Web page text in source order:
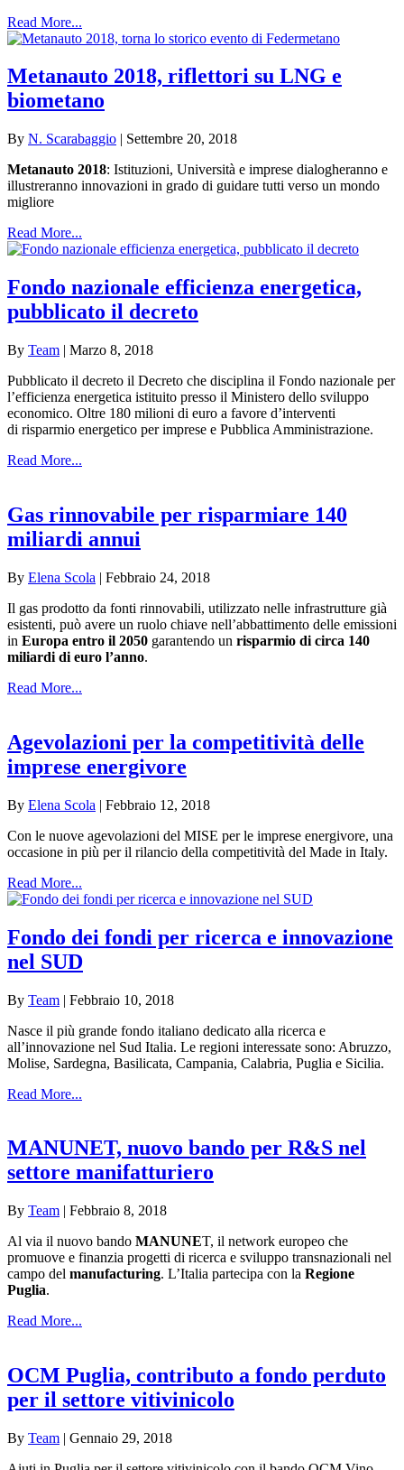
Read More...
Metanauto 2018, riflettori su LNG e
biometano
By N. Scarabaggio | Settembre 20, 2018
Metanauto 2018: Istituzioni, Università e imprese dialogheranno e
illustreranno innovazioni in grado di guidare tutti verso un mondo
migliore
Read More...
Fondo nazionale efficienza energetica,
pubblicato il decreto
By Team | Marzo 8, 2018
Pubblicato il decreto il Decreto che disciplina il Fondo nazionale per
l’efficienza energetica istituito presso il Ministero dello sviluppo
economico. Oltre 180 milioni di euro a favore d’interventi
di risparmio energetico per imprese e Pubblica Amministrazione.
Read More...
Gas rinnovabile per risparmiare 140
miliardi annui
By Elena Scola | Febbraio 24, 2018
Il gas prodotto da fonti rinnovabili, utilizzato nelle infrastrutture già
esistenti, può avere un ruolo chiave nell’abbattimento delle emissioni
in Europa entro il 2050 garantendo un risparmio di circa 140
miliardi di euro l’anno.
Read More...
Agevolazioni per la competitività delle
imprese energivore
By Elena Scola | Febbraio 12, 2018
Con le nuove agevolazioni del MISE per le imprese energivore, una
occasione in più per il rilancio della competitività del Made in Italy.
Read More...
Fondo dei fondi per ricerca e innovazione
nel SUD
By Team | Febbraio 10, 2018
Nasce il più grande fondo italiano dedicato alla ricerca e
all’innovazione nel Sud Italia. Le regioni interessate sono: Abruzzo,
Molise, Sardegna, Basilicata, Campania, Calabria, Puglia e Sicilia.
Read More...
MANUNET, nuovo bando per R&S nel
settore manifatturiero
By Team | Febbraio 8, 2018
Al via il nuovo bando MANUNET, il network europeo che
promuove e finanzia progetti di ricerca e sviluppo transnazionali nel
campo del manufacturing. L’Italia partecipa con la Regione
Puglia.
Read More...
OCM Puglia, contributo a fondo perduto
per il settore vitivinicolo
By Team | Gennaio 29, 2018